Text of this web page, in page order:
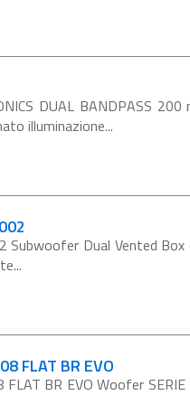
DUAL BANDPASS
illuminazione...
Subwoofer Dual Vented
FLAT BR EVO
FLAT BR EVO Woofer